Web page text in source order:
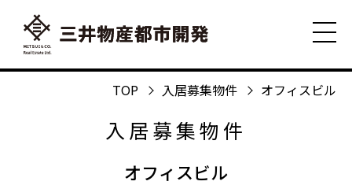
TOP 入居募集物件 オフィスビル
入居募集物件
オフィスビル